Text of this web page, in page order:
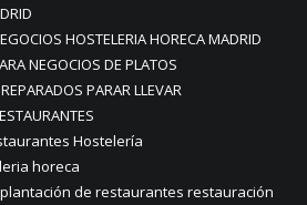
HOSTELERIA HORECA MADRID
NEGOCIOS DE PLATOS
PARAR LLEVAR
Hostelería
horeca
de restaurantes restauración